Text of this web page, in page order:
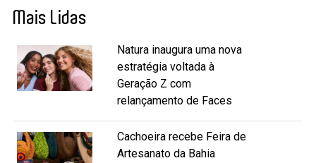
Mais Lidas
Natura inaugura uma nova
estratégia voltada à
Geração Z com
relançamento de Faces
Cachoeira recebe Feira de
Artesanato da Bahia